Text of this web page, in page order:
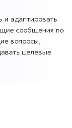
и адаптировать
сообщения по
вопросы,
целевые